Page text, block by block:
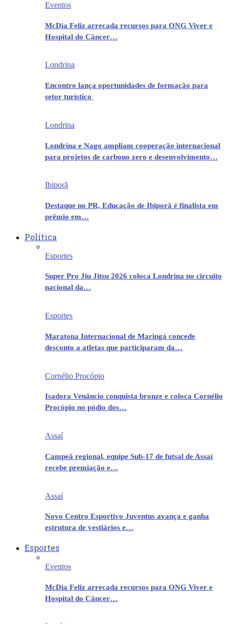
Eventos
McDia Feliz arrecada recursos para ONG Viver e
Hospital do Câncer…
Londrina
Encontro lança oportunidades de formação para
setor turístico
Londrina
Londrina e Nago ampliam cooperação internacional
para projetos de carbono zero e desenvolvimento…
Ibiporã
Destaque no PR, Educação de Ibiporã é finalista em
prêmio em…
Política
Esportes
Super Pro Jiu Jitsu 2026 coloca Londrina no circuito
nacional da…
Esportes
Maratona Internacional de Maringá concede
desconto a atletas que participaram da…
Cornélio Procópio
Isadora Venâncio conquista bronze e coloca Cornélio
Procópio no pódio dos…
Assaí
Campeã regional, equipe Sub-17 de futsal de Assaí
recebe premiação e…
Assaí
Novo Centro Esportivo Juventus avança e ganha
estrutura de vestiários e…
Esportes
Eventos
McDia Feliz arrecada recursos para ONG Viver e
Hospital do Câncer…